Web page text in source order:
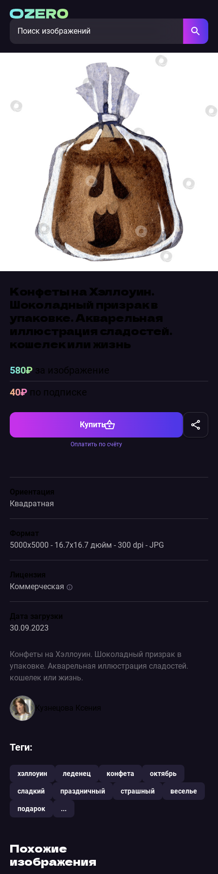
Конфеты на Хэллоуин.
Шоколадный призрак в
упаковке. Акварельная
иллюстрация сладостей.
кошелек или жизнь
580₽за изображение
40₽по подписке
Купить
Оплатить по счёту
Ориентация
Квадратная
Формат
5000x5000 - 16.7x16.7 дюйм - 300 dpi - JPG
Лицензия
Коммерческая
Дата загрузки
30.09.2023
Конфеты на Хэллоуин. Шоколадный призрак в
упаковке. Акварельная иллюстрация сладостей.
кошелек или жизнь.
Кузнецова Ксения
Теги:
хэллоуин леденец конфета октябрь
сладкий праздничный страшный веселье
подарок ...
Похожие
изображения